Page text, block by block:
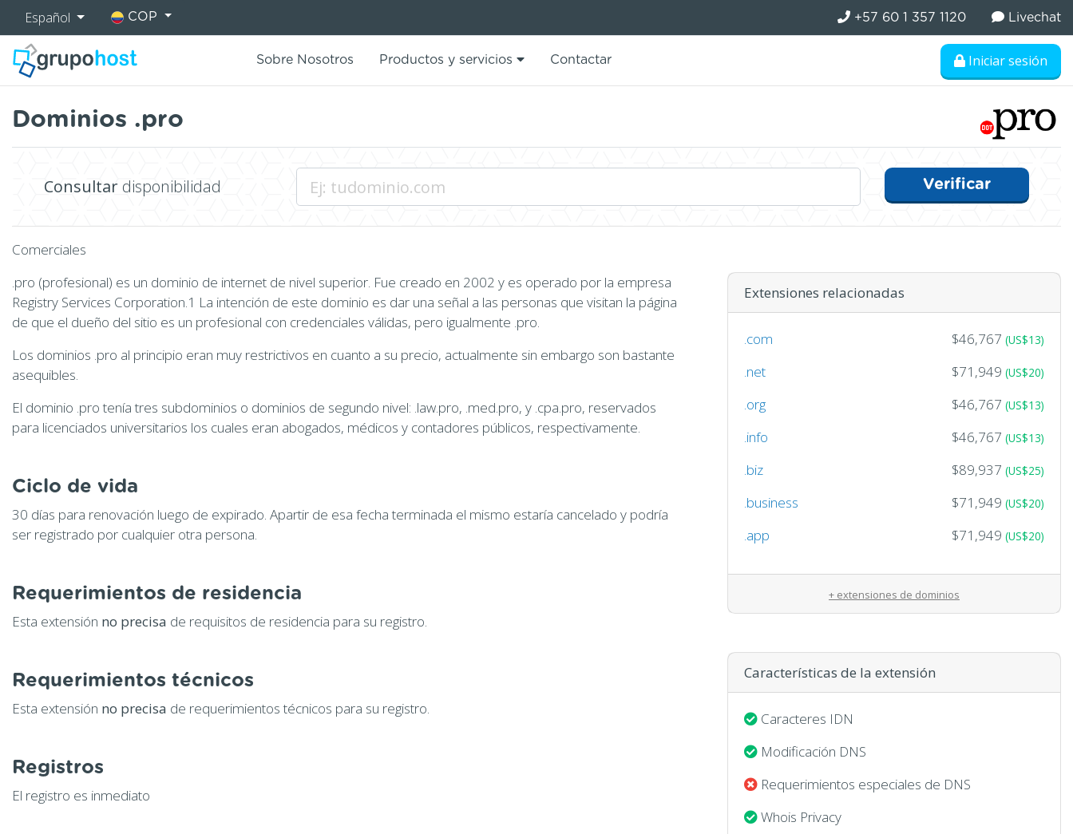
Español COP +57 60 1 357 1120 Livechat
Sobre Nosotros Productos y servicios Contactar Iniciar sesión
Dominios .pro
Consultar disponibilidad Verificar
Comerciales
.pro (profesional) es un dominio de internet de nivel superior. Fue creado en 2002 y es operado por la empresa
Registry Services Corporation.1 La intención de este dominio es dar una señal a las personas que visitan la página
de que el dueño del sitio es un profesional con credenciales válidas, pero igualmente .pro.
Los dominios .pro al principio eran muy restrictivos en cuanto a su precio, actualmente sin embargo son bastante
asequibles.
El dominio .pro tenía tres subdominios o dominios de segundo nivel: .law.pro, .med.pro, y .cpa.pro, reservados
para licenciados universitarios los cuales eran abogados, médicos y contadores públicos, respectivamente.
Ciclo de vida
30 días para renovación luego de expirado. Apartir de esa fecha terminada el mismo estaría cancelado y podría
ser registrado por cualquier otra persona.
Requerimientos de residencia
Esta extensión no precisa de requisitos de residencia para su registro.
Requerimientos técnicos
Esta extensión no precisa de requerimientos técnicos para su registro.
Registros
El registro es inmediato
Extensiones relacionadas
.com $46,767 (US$13)
.net $71,949 (US$20)
.org $46,767 (US$13)
.info $46,767 (US$13)
.biz $89,937 (US$25)
.business $71,949 (US$20)
.app $71,949 (US$20)
+ extensiones de dominios
Características de la extensión
Caracteres IDN
Modificación DNS
Requerimientos especiales de DNS
Whois Privacy